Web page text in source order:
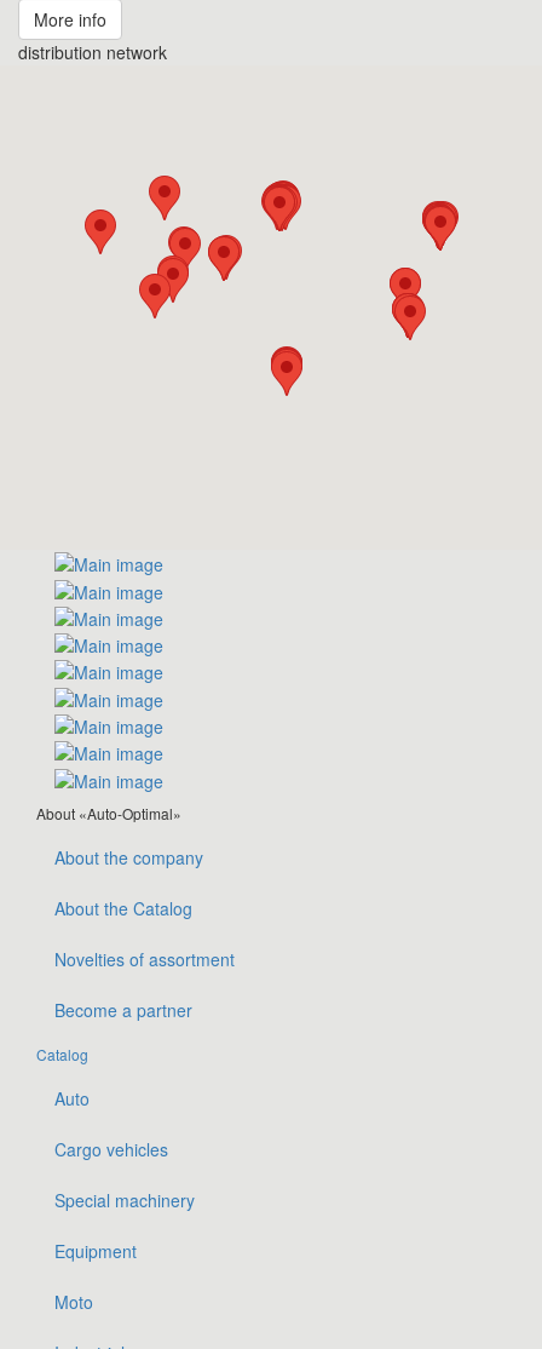
More info
distribution network
About «Auto-Optimal»
About the company
About the Catalog
Novelties of assortment
Become a partner
Catalog
Auto
Cargo vehicles
Special machinery
Equipment
Moto